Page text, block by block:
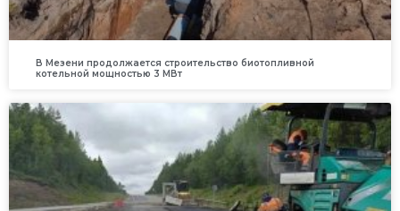
В Мезени продолжается строительство биотопливной
котельной мощностью 3 МВт